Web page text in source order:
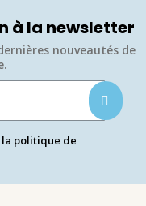
à la newsletter
nouveautés de
la politique de